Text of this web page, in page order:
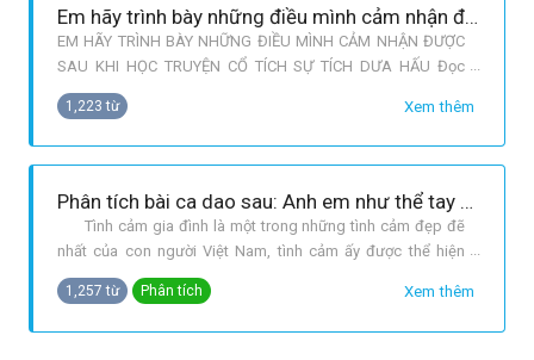
Em hãy trình bày những điều mình cảm nhận được sau khi học truyện cổ tích "Sự tích dưa hấu"
EM HÃY TRÌNH BÀY NHỮNG ĐIỀU MÌNH CẢM NHẬN ĐƯỢC
SAU KHI HỌC TRUYỆN CỔ TÍCH SỰ TÍCH DƯA HẤU Đọc
truyện cổ tích Sự tích dưa hấu và gặp nhân vật trên trang
sách, em như thấy lại cuộc sống của cha ông ta thời xưa,
những người lao động cần cù và dũng cảm. Truyện đã cho
em bao nhận biết sâu sắc. Gia đình M
Xem thêm
1,223 từ
Phân tích bài ca dao sau: Anh em như thể tay chân - Rách lành đùm bọc dở hay đỡ đần.
Tình cảm gia đình là một trong những tình cảm đẹp đẽ
nhất của con người Việt Nam, tình cảm ấy được thể hiện
đằm thắm ngọt ngào trong ca dao dân ca. Bên cạnh những
bài ca ca ngợi công cha nghĩa mẹ, đạo làm con, tình cảm vợ
Xem thêm
1,257 từ Phân tích